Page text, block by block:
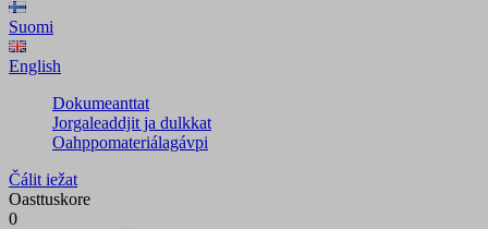
Suomi
English
Dokumeanttat
Jorgaleaddjit ja dulkkat
Oahppomateriálagávpi
Čálit iežat
Oasttuskore
0